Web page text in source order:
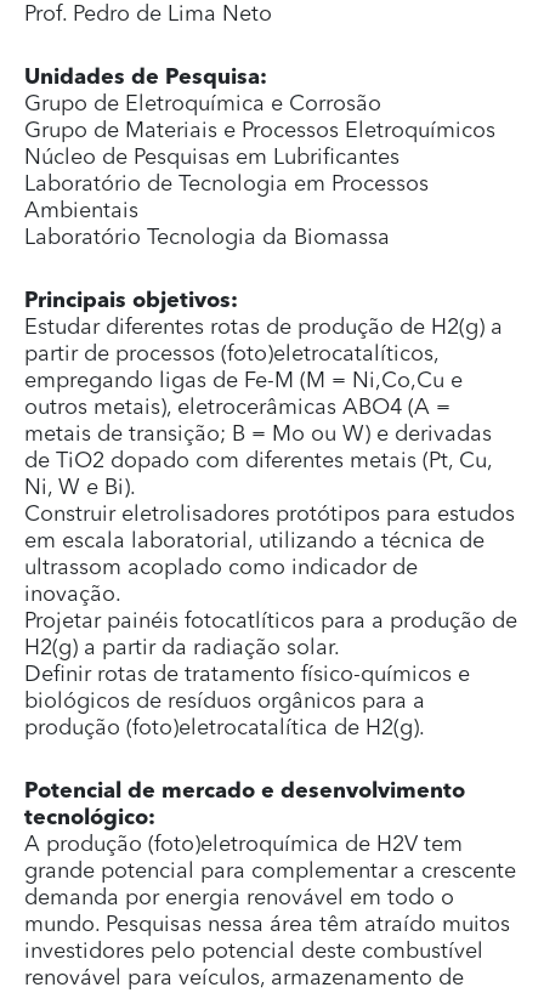
Prof. Pedro de Lima Neto
Unidades de Pesquisa:
Grupo de Eletroquímica e Corrosão
Grupo de Materiais e Processos Eletroquímicos
Núcleo de Pesquisas em Lubrificantes
Laboratório de Tecnologia em Processos
Ambientais
Laboratório Tecnologia da Biomassa
Principais objetivos:
Estudar diferentes rotas de produção de H2(g) a
partir de processos (foto)eletrocatalíticos,
empregando ligas de Fe-M (M = Ni,Co,Cu e
outros metais), eletrocerâmicas ABO4 (A =
metais de transição; B = Mo ou W) e derivadas
de TiO2 dopado com diferentes metais (Pt, Cu,
Ni, W e Bi).
Construir eletrolisadores protótipos para estudos
em escala laboratorial, utilizando a técnica de
ultrassom acoplado como indicador de
inovação.
Projetar painéis fotocatlíticos para a produção de
H2(g) a partir da radiação solar.
Definir rotas de tratamento físico-químicos e
biológicos de resíduos orgânicos para a
produção (foto)eletrocatalítica de H2(g).
Potencial de mercado e desenvolvimento
tecnológico:
A produção (foto)eletroquímica de H2V tem
grande potencial para complementar a crescente
demanda por energia renovável em todo o
mundo. Pesquisas nessa área têm atraído muitos
investidores pelo potencial deste combustível
renovável para veículos, armazenamento de